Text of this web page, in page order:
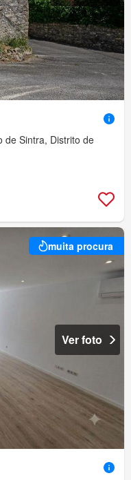
de Sintra, Distrito de
muita procura
Ver foto